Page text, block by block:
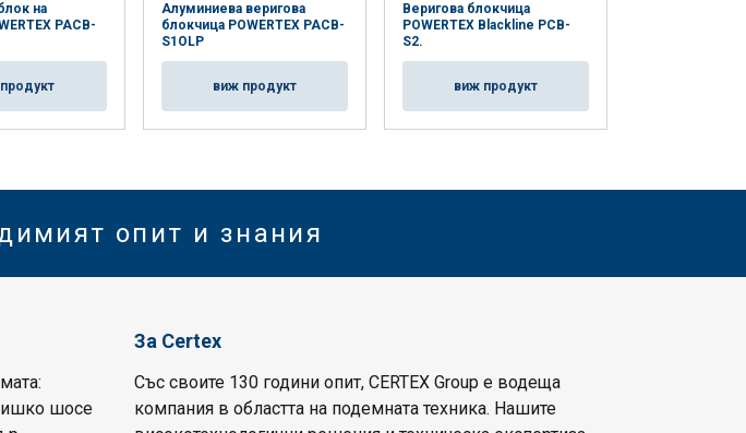
на
PACB-
Алуминиева веригова
блокчица POWERTEX PACB-
S1OLP
виж продукт
Веригова блокчица
POWERTEX Blackline PCB-
S2.
виж продукт
опит и знания
шосе
За Certex
Със своите 130 години опит, CERTEX Group е водеща
компания в областта на подемната техника. Нашите